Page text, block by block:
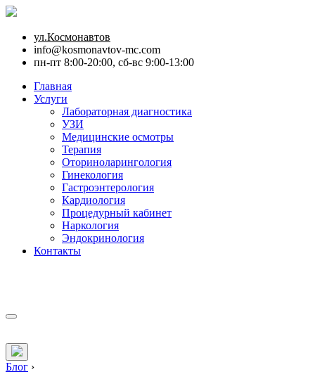
ул.Космонавтов
info@kosmonavtov-mc.com
пн-пт 8:00-20:00, сб-вс 9:00-13:00
Главная
Услуги
Лабораторная диагностика
УЗИ
Медицинские осмотры
Терапия
Оториноларингология
Гинекология
Гастроэнтерология
Кардиология
Процедурный кабинет
Наркология
Эндокринология
Контакты
Блог ›